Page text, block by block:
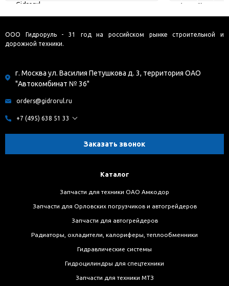
ООО Гидроруль - 31 год на российском рынке строительной и
дорожной техники.
г. Москва ул. Василия Петушкова д. 3, территория ОАО
"Автокомбинат № 36"
orders@gidrorul.ru
+7 (495) 638 51 33
Заказать звонок
Каталог
Запчасти для техники ОАО Амкодор
Запчасти для Орловских погрузчиков и автогрейдеров
Запчасти для автогрейдеров
Радиаторы, охладители, калориферы, теплообменники
Гидравлические системы
Гидроцилиндры для спецтехники
Запчасти для техники МТЗ